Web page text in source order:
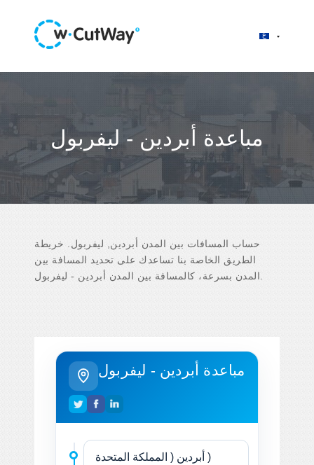
مباعدة أبردين - ليفربول
حساب المسافات بين المدن أبردين, ليفربول. خريطة
الطريق الخاصة بنا تساعدك على تحديد المسافة بين
مباعدة أبردين - ليفربول